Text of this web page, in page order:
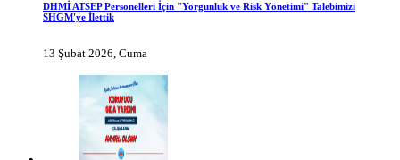
DHMİ ATSEP Personelleri İçin "Yorgunluk ve Risk Yönetimi" Talebimizi
SHGM'ye İlettik
13 Şubat 2026, Cuma